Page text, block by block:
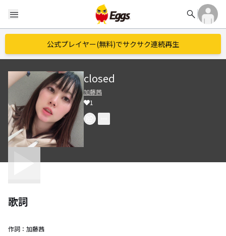
menu search
公式プレイヤー(無料)でサクサク連続再生
closed
加藤茜
1
歌詞
作詞： 加藤茜